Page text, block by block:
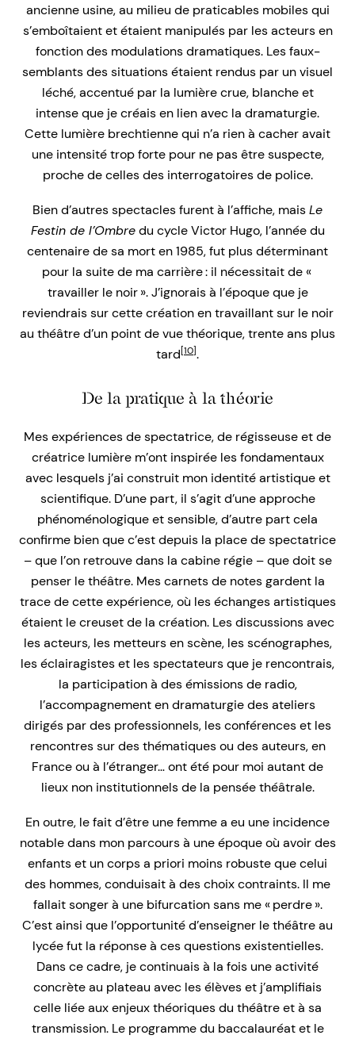
ancienne usine, au milieu de praticables mobiles qui
s’emboîtaient et étaient manipulés par les acteurs en
fonction des modulations dramatiques. Les faux-
semblants des situations étaient rendus par un visuel
léché, accentué par la lumière crue, blanche et
intense que je créais en lien avec la dramaturgie.
Cette lumière brechtienne qui n’a rien à cacher avait
une intensité trop forte pour ne pas être suspecte,
proche de celles des interrogatoires de police.
Bien d’autres spectacles furent à l’affiche, maisLe
Festin de l’Ombredu cycle Victor Hugo, l’année du
centenaire de sa mort en 1985, fut plus déterminant
pour la suite de ma carrière : il nécessitait de «
travailler le noir ». J’ignorais à l’époque que je
reviendrais sur cette création en travaillant sur le noir
au théâtre d’un point de vue théorique, trente ans plus
tard[10].
De la pratique à la théorie
Mes expériences de spectatrice, de régisseuse et de
créatrice lumière m’ont inspirée les fondamentaux
avec lesquels j’ai construit mon identité artistique et
scientifique. D’une part, il s’agit d’une approche
phénoménologique et sensible, d’autre part cela
confirme bien que c’est depuis la place de spectatrice
– que l’on retrouve dans la cabine régie – que doit se
penser le théâtre. Mes carnets de notes gardent la
trace de cette expérience, où les échanges artistiques
étaient le creuset de la création. Les discussions avec
les acteurs, les metteurs en scène, les scénographes,
les éclairagistes et les spectateurs que je rencontrais,
la participation à des émissions de radio,
l’accompagnement en dramaturgie des ateliers
dirigés par des professionnels, les conférences et les
rencontres sur des thématiques ou des auteurs, en
France ou à l’étranger… ont été pour moi autant de
lieux non institutionnels de la pensée théâtrale.
En outre, le fait d’être une femme a eu une incidence
notable dans mon parcours à une époque où avoir des
enfants et un corps a priori moins robuste que celui
des hommes, conduisait à des choix contraints. Il me
fallait songer à une bifurcation sans me « perdre ».
C’est ainsi que l’opportunité d’enseigner le théâtre au
lycée fut la réponse à ces questions existentielles.
Dans ce cadre, je continuais à la fois une activité
concrète au plateau avec les élèves et j’amplifiais
celle liée aux enjeux théoriques du théâtre et à sa
transmission. Le programme du baccalauréat et le